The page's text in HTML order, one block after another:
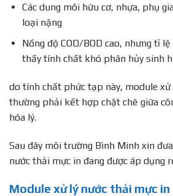
Các dung môi hữu cơ, nhựa, phụ
loại nặng
Nồng độ COD/BOD cao, nhưng tỉ
thấy tính chất khó phân hủy sinh
do tính chất phức tạp này, module
thường phải kết hợp chặt chẽ giữa
hóa lý.
Sau đây môi trường Bình Minh xin
nước thải mực in đang được áp dụng
Module xử lý nước thải mực in